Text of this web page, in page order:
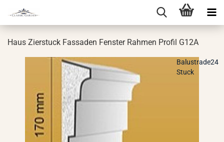
Haus Zier­stuck Fas­sa­den Fens­ter Rah­men Pro­fil G12A
Balustrade24
Stuck